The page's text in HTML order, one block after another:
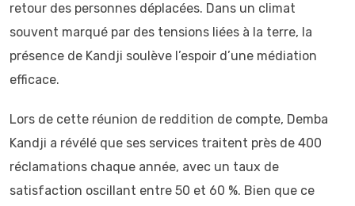
retour des personnes déplacées. Dans un climat
souvent marqué par des tensions liées à la terre, la
présence de Kandji soulève l’espoir d’une médiation
efficace.
Lors de cette réunion de reddition de compte, Demba
Kandji a révélé que ses services traitent près de 400
réclamations chaque année, avec un taux de
satisfaction oscillant entre 50 et 60 %. Bien que ce